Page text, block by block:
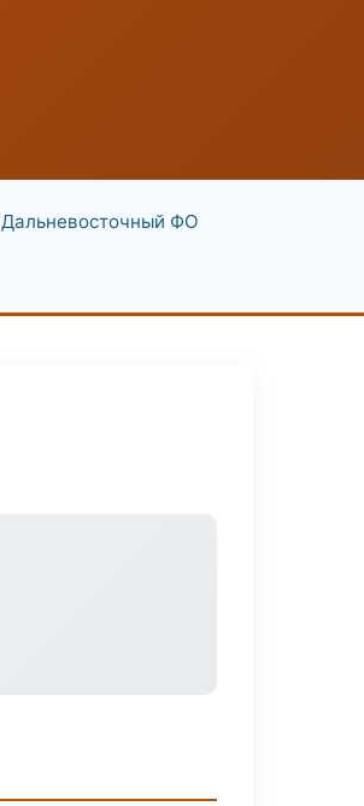
Дальневосточный ФО